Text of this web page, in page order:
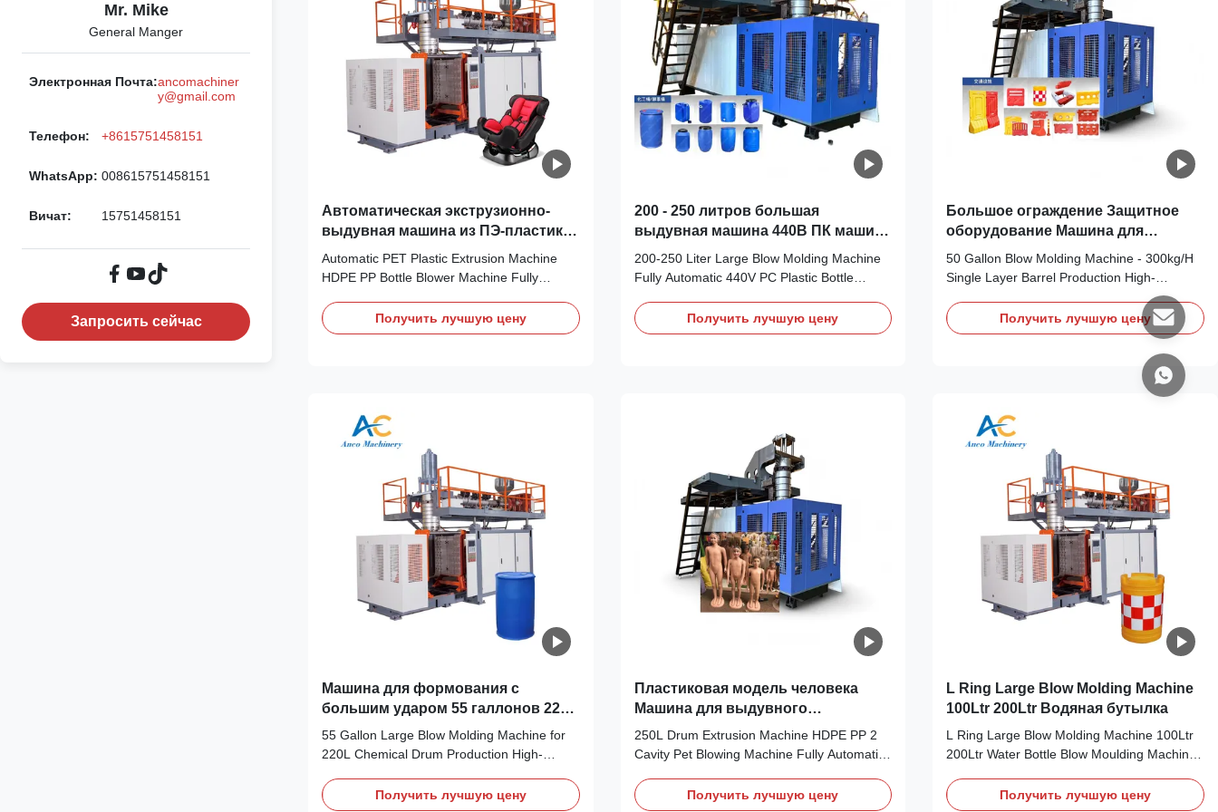
Mr. Mike
General Manger
Электронная Почта:ancomachiner
y@gmail.com
Телефон: +8615751458151
WhatsApp: 008615751458151
Вичат: 15751458151
Запросить сейчас
Автоматическая экструзионно-
выдувная машина из ПЭ-пластика,
машина для выдувания бутылок
из ПНД и ПП
Automatic PET Plastic Extrusion Machine
HDPE PP Bottle Blower Machine Fully
Blow Molding Machine with integrated core
components including engine motor,
Получить лучшую цену
200 - 250 литров большая
выдувная машина 440В ПК машина
для формования пластиковых
бутылок
200-250 Liter Large Blow Molding Machine
Fully Automatic 440V PC Plastic Bottle
Barrel Production Product Overview This
fully automatic blow molding machine is
Получить лучшую цену
Большое ограждение Защитное
оборудование Машина для
формования 300 кг/ч 1 слой
50 Gallon Blow Molding Machine - 300kg/H
Single Layer Barrel Production High-
performance HDPE/PE extrusion blow
molding machine designed for
manufacturing 50/55 gallon (220L) single-
layer barrels and drums. Engineered for
processing PC, PP, and PE materials with
exceptional efficiency and reliabilit...
Получить лучшую цену
Машина для формования с
большим ударом 55 галлонов 220
л Химический барабан
55 Gallon Large Blow Molding Machine for
220L Chemical Drum Production High-
molding machine specifically designed for
Получить лучшую цену
Пластиковая модель человека
Машина для выдувного
формования экструзией Машина
для выдувного формования
250L Drum Extrusion Machine HDPE PP 2
Cavity Pet Blowing Machine Fully Automatic
Molding Machine with Bearing & Engine
Получить лучшую цену
L Ring Large Blow Molding Machine
100Ltr 200Ltr Водяная бутылка
L Ring Large Blow Molding Machine 100Ltr
200Ltr Water Bottle Blow Moulding Machine
Extrusion Molding Blow Moulding Making
Получить лучшую цену